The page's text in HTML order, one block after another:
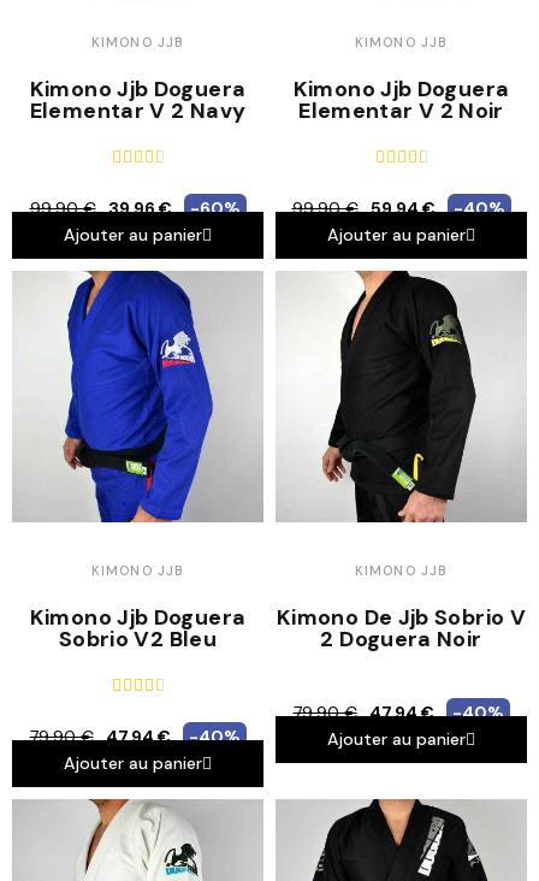
KIMONO JJB
Kimono Jjb Doguera
Elementar V 2 Navy
    
99,90 € 39,96 €
-60%
Ajouter au panier
KIMONO JJB
Kimono Jjb Doguera
Elementar V 2 Noir
    
99,90 € 59,94 €
-40%
Ajouter au panier
KIMONO JJB
Kimono Jjb Doguera
Sobrio V2 Bleu
    
79,90 € 47,94 €
-40%
Ajouter au panier
KIMONO JJB
Kimono De Jjb Sobrio V
2 Doguera Noir
79,90 € 47,94 €
-40%
Ajouter au panier